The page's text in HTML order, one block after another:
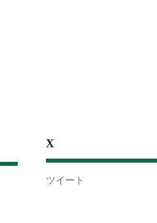
X
ツイート